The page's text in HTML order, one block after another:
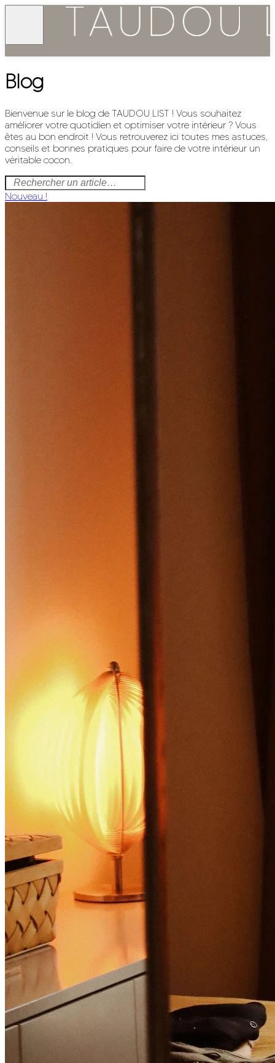
Blog
Bienvenue sur le blog de TAUDOU LIST ! Vous souhaitez
améliorer votre quotidien et optimiser votre intérieur ? Vous
êtes au bon endroit ! Vous retrouverez ici toutes mes astuces,
conseils et bonnes pratiques pour faire de votre intérieur un
véritable cocon.
Nouveau !